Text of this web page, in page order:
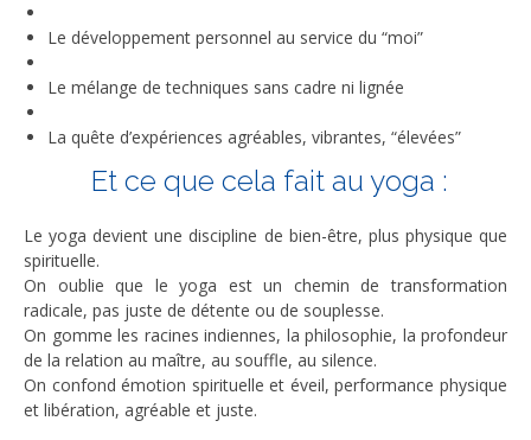
Le développement personnel au service du “moi”
Le mélange de techniques sans cadre ni lignée
La quête d’expériences agréables, vibrantes, “élevées”
Et ce que cela fait au yoga :
Le yoga devient une discipline de bien-être, plus physique que
spirituelle.
On oublie que le yoga est un chemin de transformation
radicale, pas juste de détente ou de souplesse.
On gomme les racines indiennes, la philosophie, la profondeur
de la relation au maître, au souffle, au silence.
On confond émotion spirituelle et éveil, performance physique
et libération, agréable et juste.